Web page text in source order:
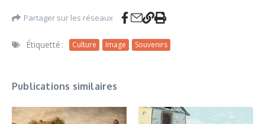
Partager sur les réseaux
Étiquetté : Culture Image Souvenirs
Publications similaires